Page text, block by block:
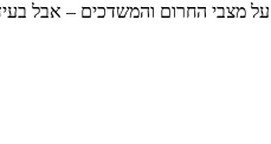
מצבי החרום והמשדכים – אבל